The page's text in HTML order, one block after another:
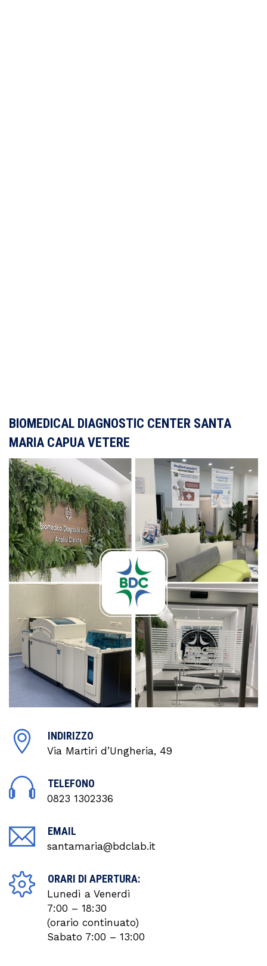
BIOMEDICAL DIAGNOSTIC CENTER SANTA
MARIA CAPUA VETERE
INDIRIZZO
Via Martiri d’Ungheria, 49
TELEFONO
0823 1302336
EMAIL
santamaria@bdclab.it
ORARI DI APERTURA:
Lunedì a Venerdì
7:00 – 18:30
(orario continuato)
Sabato 7:00 – 13:00